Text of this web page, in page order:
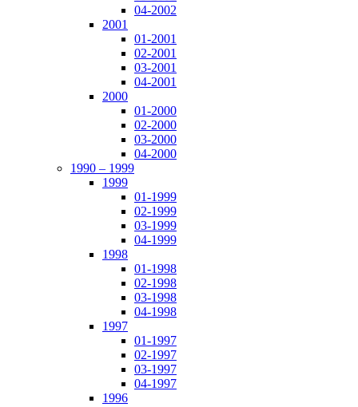
04-2002
2001
01-2001
02-2001
03-2001
04-2001
2000
01-2000
02-2000
03-2000
04-2000
1990 – 1999
1999
01-1999
02-1999
03-1999
04-1999
1998
01-1998
02-1998
03-1998
04-1998
1997
01-1997
02-1997
03-1997
04-1997
1996